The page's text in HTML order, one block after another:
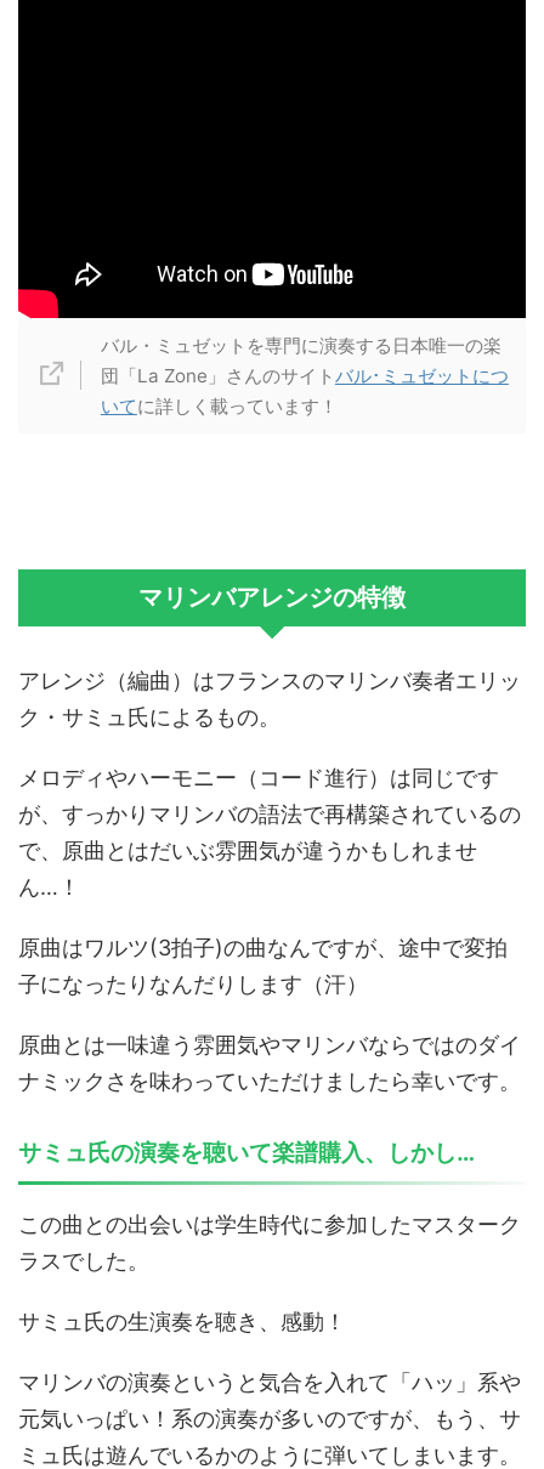
バル・ミュゼットを専門に演奏する日本唯一の楽
団「La Zone」さんのサイト バル･ミュゼットにつ
いてに詳しく載っています！
マリンバアレンジの特徴
アレンジ（編曲）はフランスのマリンバ奏者エリッ
ク・サミュ氏によるもの。
メロディやハーモニー（コード進行）は同じです
が、すっかりマリンバの語法で再構築されているの
で、原曲とはだいぶ雰囲気が違うかもしれませ
ん…！
原曲はワルツ(3拍子)の曲なんですが、途中で変拍
子になったりなんだりします（汗）
原曲とは一味違う雰囲気やマリンバならではのダイ
ナミックさを味わっていただけましたら幸いです。
サミュ氏の演奏を聴いて楽譜購入、しかし…
この曲との出会いは学生時代に参加したマスターク
ラスでした。
サミュ氏の生演奏を聴き、感動！
マリンバの演奏というと気合を入れて「ハッ」系や
元気いっぱい！系の演奏が多いのですが、もう、サ
ミュ氏は遊んでいるかのように弾いてしまいます。